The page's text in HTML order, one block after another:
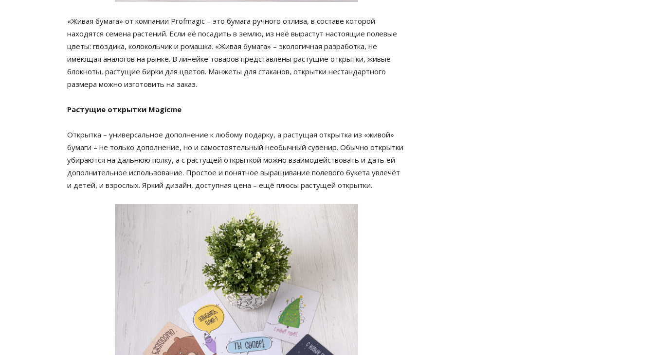
«Живая бумага» от компании Profmagic – это бумага ручного отлива, в составе которой
находятся семена растений. Если её посадить в землю, из неё вырастут настоящие полевые
цветы: гвоздика, колокольчик и ромашка. «Живая бумага» – экологичная разработка, не
имеющая аналогов на рынке. В линейке товаров представлены растущие открытки, живые
блокноты, растущие бирки для цветов. Манжеты для стаканов, открытки нестандартного
размера можно изготовить на заказ.
Растущие открытки Magicme
Открытка – универсальное дополнение к любому подарку, а растущая открытка из «живой»
бумаги – не только дополнение, но и самостоятельный необычный сувенир. Обычно открытки
убираются на дальнюю полку, а с растущей открыткой можно взаимодействовать и дать ей
дополнительное использование. Простое и понятное выращивание полевого букета увлечёт
и детей, и взрослых. Яркий дизайн, доступная цена – ещё плюсы растущей открытки.